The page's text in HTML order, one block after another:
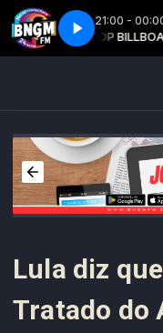
21:00 -
TOP BILLBOARD
Top billboard -
Lula diz
Tratado do